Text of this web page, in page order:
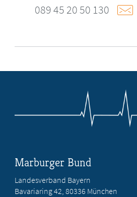
089 45 20 50 130
Marburger Bund
Landesverband Bayern
Bavariaring 42, 80336 München